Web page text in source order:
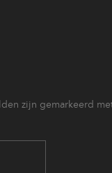
zijn gemarkeerd